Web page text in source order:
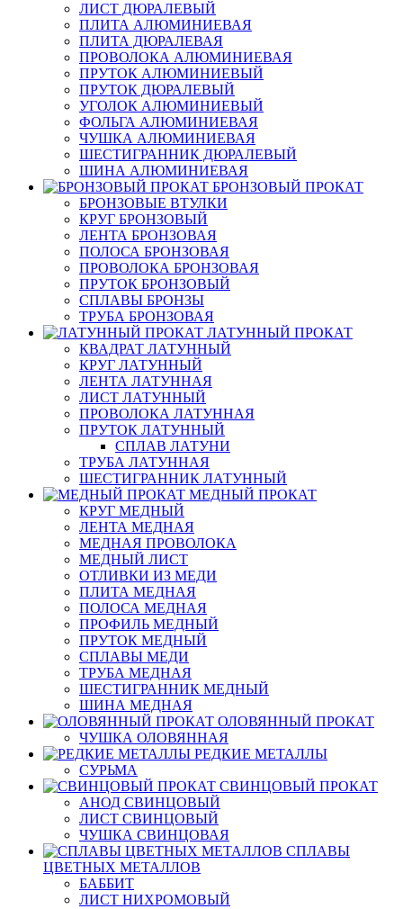
ЛИСТ ДЮРАЛЕВЫЙ
ПЛИТА АЛЮМИНИЕВАЯ
ПЛИТА ДЮРАЛЕВАЯ
ПРОВОЛОКА АЛЮМИНИЕВАЯ
ПРУТОК АЛЮМИНИЕВЫЙ
ПРУТОК ДЮРАЛЕВЫЙ
УГОЛОК АЛЮМИНИЕВЫЙ
ФОЛЬГА АЛЮМИНИЕВАЯ
ЧУШКА АЛЮМИНИЕВАЯ
ШЕСТИГРАННИК ДЮРАЛЕВЫЙ
ШИНА АЛЮМИНИЕВАЯ
БРОНЗОВЫЙ ПРОКАТ
БРОНЗОВЫЕ ВТУЛКИ
КРУГ БРОНЗОВЫЙ
ЛЕНТА БРОНЗОВАЯ
ПОЛОСА БРОНЗОВАЯ
ПРОВОЛОКА БРОНЗОВАЯ
ПРУТОК БРОНЗОВЫЙ
СПЛАВЫ БРОНЗЫ
ТРУБА БРОНЗОВАЯ
ЛАТУННЫЙ ПРОКАТ
КВАДРАТ ЛАТУННЫЙ
КРУГ ЛАТУННЫЙ
ЛЕНТА ЛАТУННАЯ
ЛИСТ ЛАТУННЫЙ
ПРОВОЛОКА ЛАТУННАЯ
ПРУТОК ЛАТУННЫЙ
СПЛАВ ЛАТУНИ
ТРУБА ЛАТУННАЯ
ШЕСТИГРАННИК ЛАТУННЫЙ
МЕДНЫЙ ПРОКАТ
КРУГ МЕДНЫЙ
ЛЕНТА МЕДНАЯ
МЕДНАЯ ПРОВОЛОКА
МЕДНЫЙ ЛИСТ
ОТЛИВКИ ИЗ МЕДИ
ПЛИТА МЕДНАЯ
ПОЛОСА МЕДНАЯ
ПРОФИЛЬ МЕДНЫЙ
ПРУТОК МЕДНЫЙ
СПЛАВЫ МЕДИ
ТРУБА МЕДНАЯ
ШЕСТИГРАННИК МЕДНЫЙ
ШИНА МЕДНАЯ
ОЛОВЯННЫЙ ПРОКАТ
ЧУШКА ОЛОВЯННАЯ
РЕДКИЕ МЕТАЛЛЫ
СУРЬМА
СВИНЦОВЫЙ ПРОКАТ
АНОД СВИНЦОВЫЙ
ЛИСТ СВИНЦОВЫЙ
ЧУШКА СВИНЦОВАЯ
СПЛАВЫ
ЦВЕТНЫХ МЕТАЛЛОВ
БАББИТ
ЛИСТ НИХРОМОВЫЙ